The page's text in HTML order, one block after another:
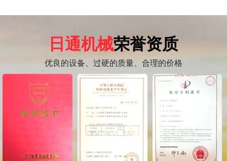
日通机械荣誉资质
优良的设备、过硬的质量、合理的价格